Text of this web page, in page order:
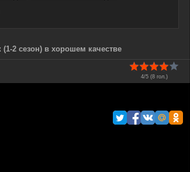
2 сезон) в хорошем качестве
4/5 (8гол.)